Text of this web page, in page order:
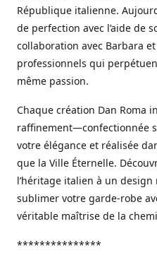
République italienne.
de perfection avec l’aide de
collaboration avec Barbara
professionnels qui
même passion.
Chaque création Dan Roma
raffinement—confectionnée
votre élégance et réalisée
que la Ville Éternelle.
l’héritage italien à un
sublimer votre garde-robe
véritable maîtrise de la
***************